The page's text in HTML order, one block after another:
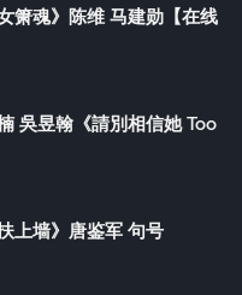
箫魂》陈维 马建勋【在线
吳昱翰《請別相信她 Too
上墙》唐鉴军 句号